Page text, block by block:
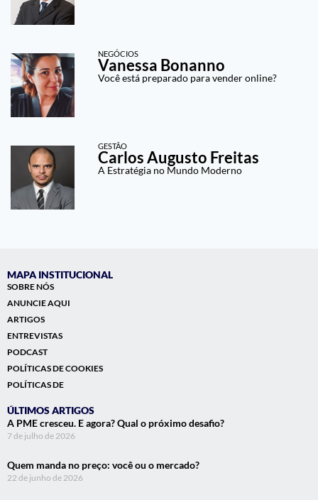
NEGÓCIOS
Vanessa Bonanno
Você está preparado para vender online?
GESTÃO
Carlos Augusto Freitas
A Estratégia no Mundo Moderno
MAPA INSTITUCIONAL
SOBRE NÓS
ANUNCIE AQUI
ARTIGOS
ENTREVISTAS
PODCAST
POLÍTICAS DE COOKIES
POLÍTICAS DE
ÚLTIMOS ARTIGOS
A PME cresceu. E agora? Qual o próximo desafio?
7 de julho de 2026
Quem manda no preço: você ou o mercado?
22 de junho de 2026